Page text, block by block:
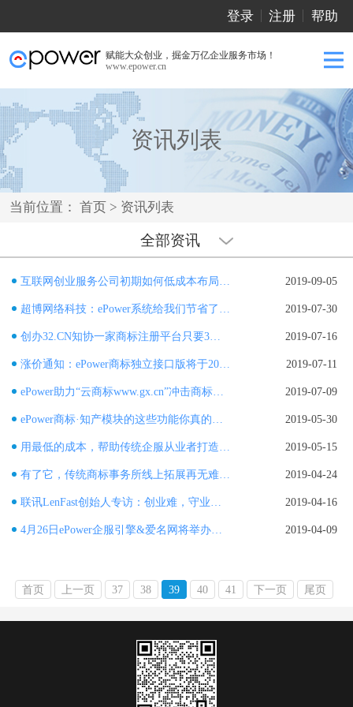
登录 注册 帮助
赋能大众创业，掘金万亿企业服务市场！
www.epower.cn
资讯列表
当前位置： 首页 > 资讯列表
全部资讯
互联网创业服务公司初期如何低成本布局商标保护？ 2019-09-05
超博网络科技：ePower系统给我们节省了很多的时间、人力与金钱成本！ 2019-07-30
创办32.CN知协一家商标注册平台只要3万多，怎么做到的？！ 2019-07-16
涨价通知：ePower商标独立接口版将于2019年8月1日调整售价！ 2019-07-11
ePower助力“云商标www.gx.cn”冲击商标代理机构全国TOP100！ 2019-07-09
ePower商标·知产模块的这些功能你真的知道吗？ 2019-05-30
用最低的成本，帮助传统企服从业者打造成熟线上平台！ 2019-05-15
有了它，传统商标事务所线上拓展再无难题！ 2019-04-24
联讯LenFast创始人专访：创业难，守业更难。 2019-04-16
4月26日ePower企服引擎&爱名网将举办「首次合作伙伴业务培训」 2019-04-09
首页 上一页 37 38 39 40 41 下一页 尾页